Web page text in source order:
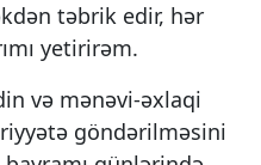
təbrik edir, hər
yetirirəm.
və mənəvi-əxlaqi
göndərilməsini